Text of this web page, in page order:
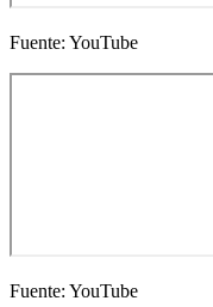
Fuente: YouTube
Fuente: YouTube